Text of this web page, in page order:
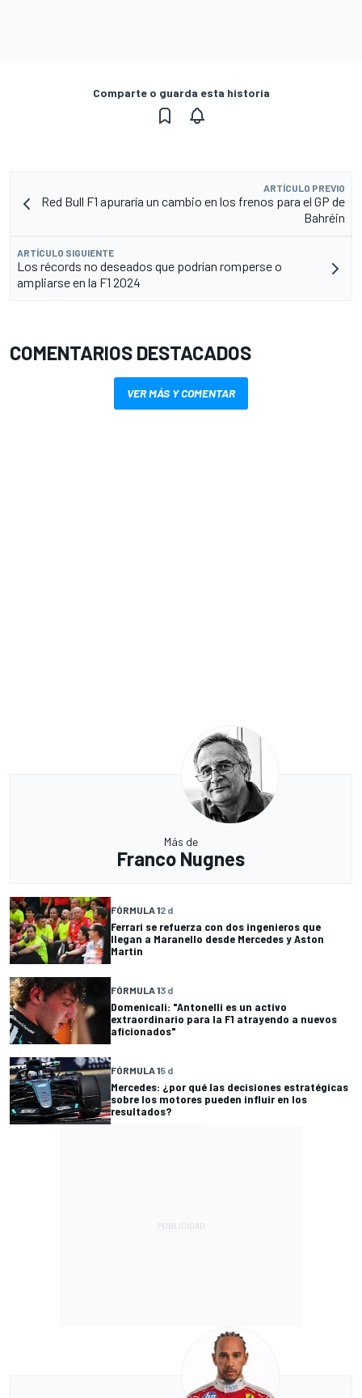
Comparte o guarda esta historia
ARTÍCULO PREVIO
Red Bull F1 apuraría un cambio en los frenos para el GP de
Bahréin
ARTÍCULO SIGUIENTE
Los récords no deseados que podrían romperse o
ampliarse en la F1 2024
COMENTARIOS DESTACADOS
VER MÁS Y COMENTAR
Más de
Franco Nugnes
FÓRMULA 12 d
Ferrari se refuerza con dos ingenieros que
llegan a Maranello desde Mercedes y Aston
Martin
FÓRMULA 13 d
Domenicali: "Antonelli es un activo
extraordinario para la F1 atrayendo a nuevos
aficionados"
FÓRMULA 15 d
Mercedes: ¿por qué las decisiones estratégicas
sobre los motores pueden influir en los
resultados?